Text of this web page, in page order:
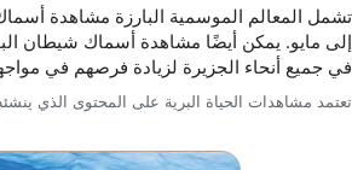
تشمل المعالم الموسمية البارزة مشاهدة
إلى مايو. يمكن أيضًا مشاهدة أسماك شيطان
في جميع أنحاء الجزيرة لزيادة فرصهم في
تعتمد مشاهدات الحياة البرية على المحتوى الذي